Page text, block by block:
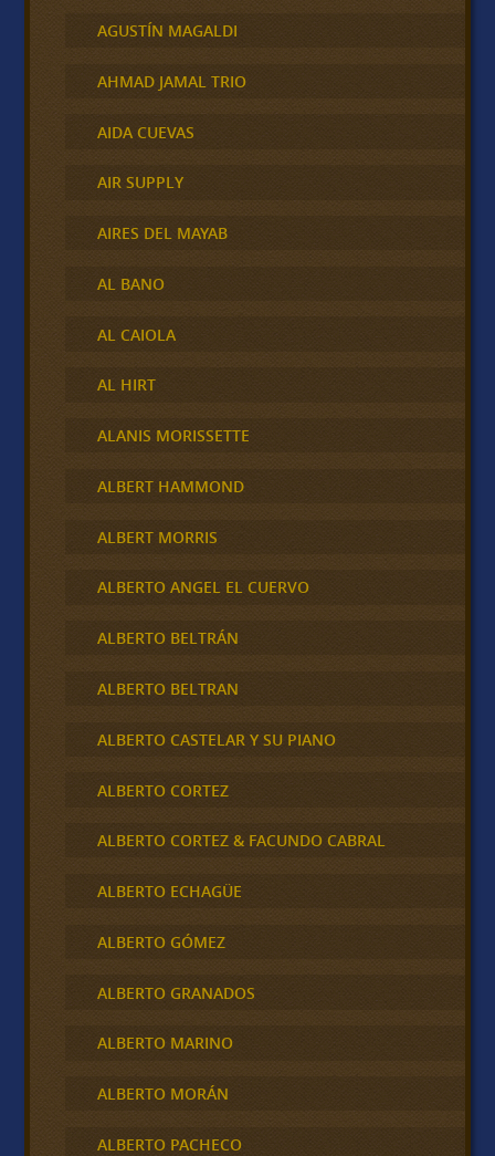
AGUSTÍN MAGALDI
AHMAD JAMAL TRIO
AIDA CUEVAS
AIR SUPPLY
AIRES DEL MAYAB
AL BANO
AL CAIOLA
AL HIRT
ALANIS MORISSETTE
ALBERT HAMMOND
ALBERT MORRIS
ALBERTO ANGEL EL CUERVO
ALBERTO BELTRÁN
ALBERTO BELTRAN
ALBERTO CASTELAR Y SU PIANO
ALBERTO CORTEZ
ALBERTO CORTEZ & FACUNDO CABRAL
ALBERTO ECHAGÜE
ALBERTO GÓMEZ
ALBERTO GRANADOS
ALBERTO MARINO
ALBERTO MORÁN
ALBERTO PACHECO